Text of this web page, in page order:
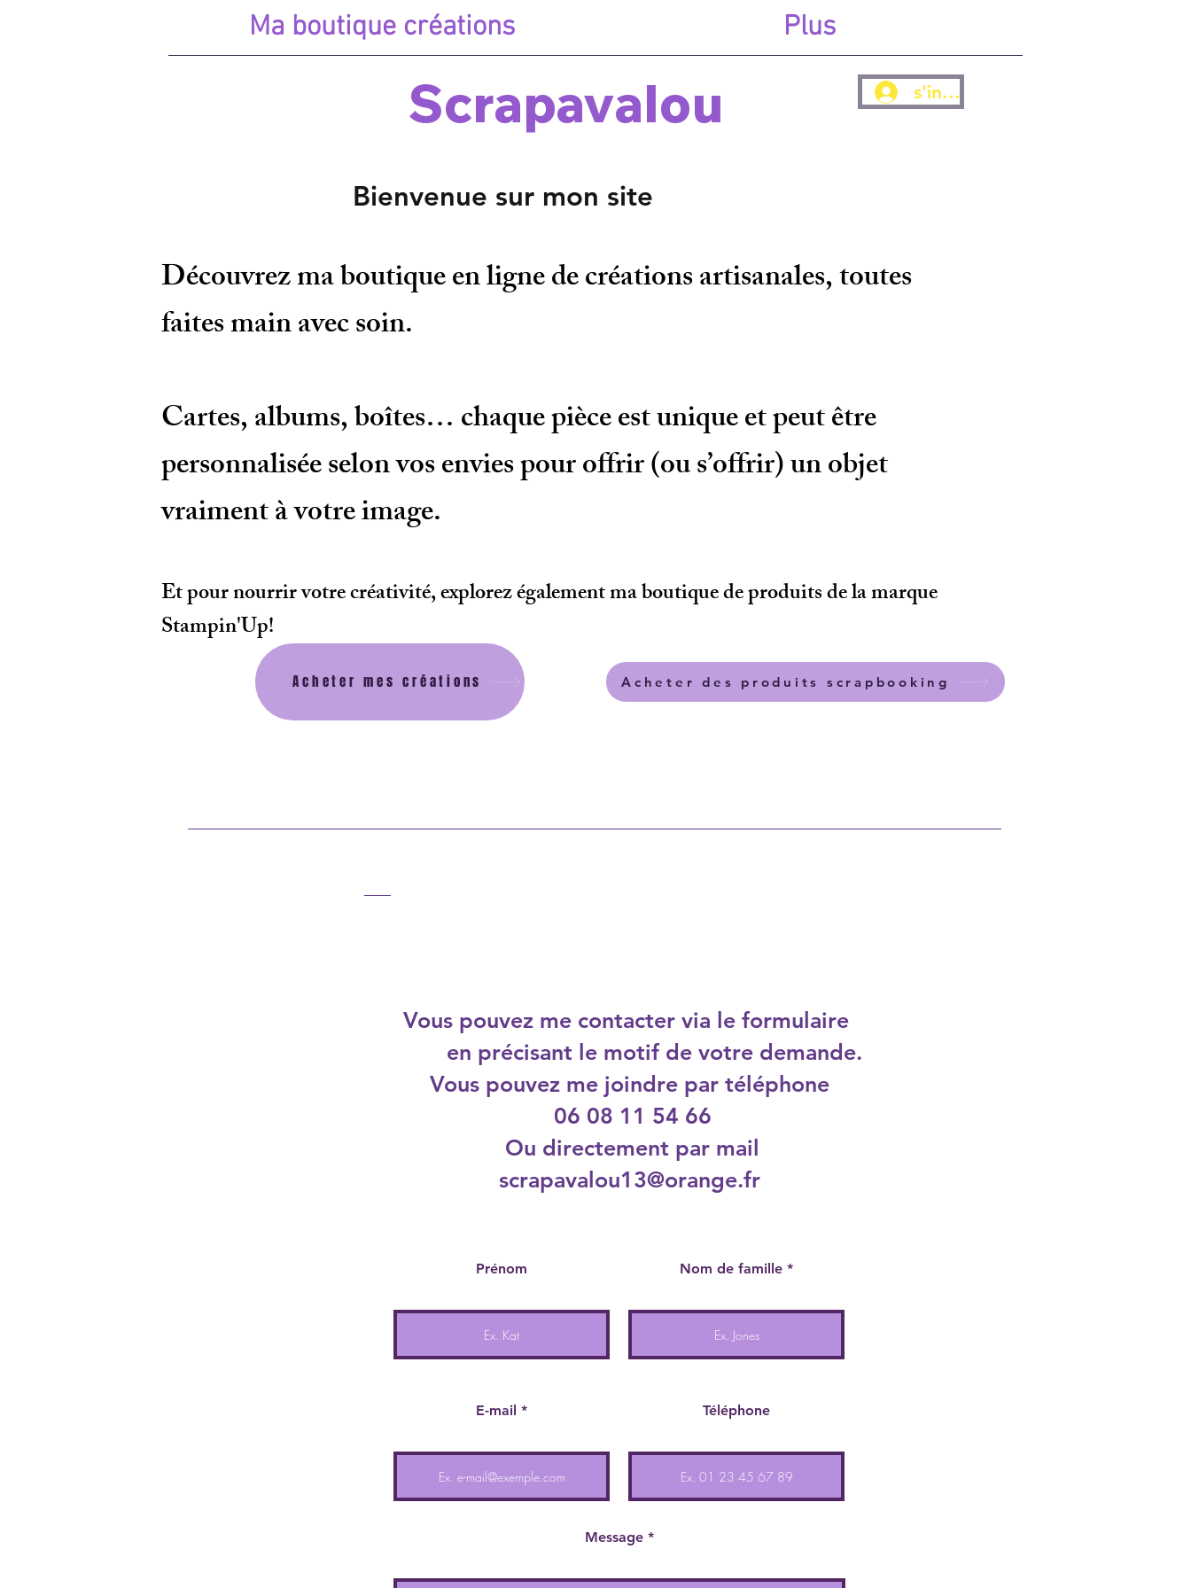
Ma boutique créations Plus
Scrapavalou s'inscrire
Bienvenue sur mon site
Découvrez ma boutique en ligne de créations artisanales, toutes
faites main avec soin.
Cartes, albums, boîtes… chaque pièce est unique et peut être
personnalisée selon vos envies pour offrir (ou s’offrir) un objet
vraiment à votre image.
Et pour nourrir votre créativité, explorez également ma boutique de produits de la marque
Stampin'Up!
Acheter mes créations Acheter des produits scrapbooking
Vous pouvez me contacter via le formulaire
en précisant le motif de votre demande.
Vous pouvez me joindre par téléphone
06 08 11 54 66
Ou directement par mail
scrapavalou13@orange.fr
Prénom Nom de famille
E-mail Téléphone
Message